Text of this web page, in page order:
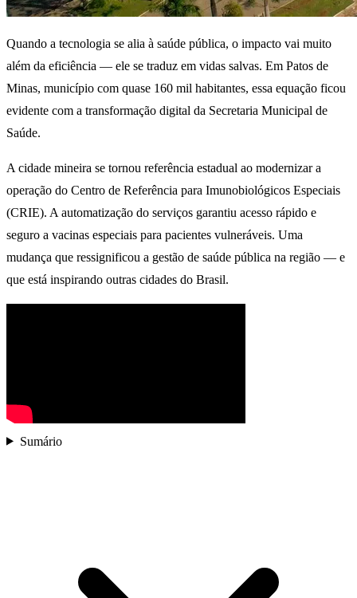
Quando a tecnologia se alia à saúde pública, o impacto vai muito
além da eficiência — ele se traduz em vidas salvas. Em Patos de
Minas, município com quase 160 mil habitantes, essa equação ficou
evidente com a transformação digital da Secretaria Municipal de
Saúde.
A cidade mineira se tornou referência estadual ao modernizar a
operação do Centro de Referência para Imunobiológicos Especiais
(CRIE). A automatização do serviços garantiu acesso rápido e
seguro a vacinas especiais para pacientes vulneráveis. Uma
mudança que ressignificou a gestão de saúde pública na região — e
que está inspirando outras cidades do Brasil.
Sumário